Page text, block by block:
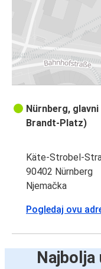
Nürnberg,
Brandt-Platz)
Käte-Strobel-
90402 Nürnberg
Njemačka
Pogledaj ovu
Najbolja